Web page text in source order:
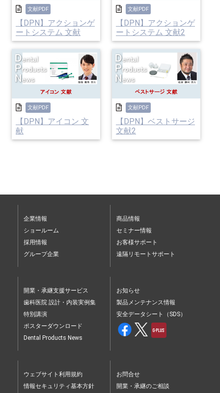
文献PDF
【DPN】アクションゲ
ートシステム 文献
文献PDF
【DPN】アクションゲ
ートシステム 文献2
文献PDF
【DPN】アイコン 文
献
文献PDF
【DPN】ベストサージ
文献2
企業情報
ショールーム
採用情報
グループ企業
商品情報
セミナー情報
お客様サポート
遠隔リモートサポート
開業・承継支援サービス
歯科医院 設計・内装実例集
特別講演
ポスターダウンロード
Dental Products News
お知らせ
製品メンテナンス情報
安全データシート（SDS）
ウェブサイト利用規約
情報セキュリティ基本方針
お問合せ
開業・承継のご相談